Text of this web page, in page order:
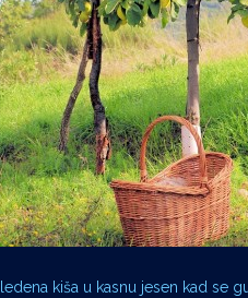
ledena kiša u kasnu jesen kad se